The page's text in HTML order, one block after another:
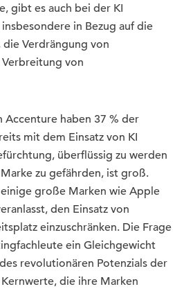
gibt es auch bei der KI
in Bezug auf die
Verdrängung von
von
Accenture haben 37 % der
mit dem Einsatz von KI
überflüssig zu werden
zu gefährden, ist groß.
große Marken wie Apple
den Einsatz von
einzuschränken. Die Frage
ein Gleichgewicht
revolutionären Potenzials der
die ihre Marken